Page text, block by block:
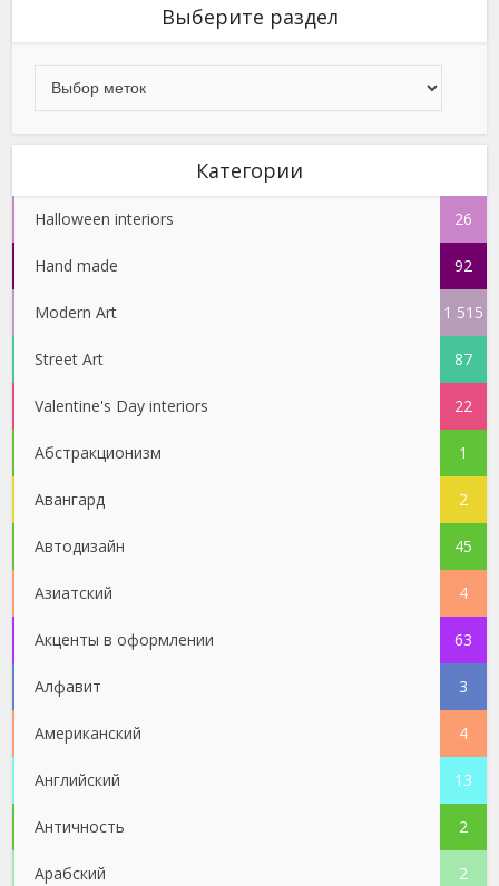
Выберите раздел
Категории
Halloween interiors 26
Hand made 92
Modern Art 1 515
Street Art 87
Valentine's Day interiors 22
Абстракционизм 1
Авангард 2
Автодизайн 45
Азиатский 4
Акценты в оформлении 63
Алфавит 3
Американский 4
Английский 13
Античность 2
Арабский 2